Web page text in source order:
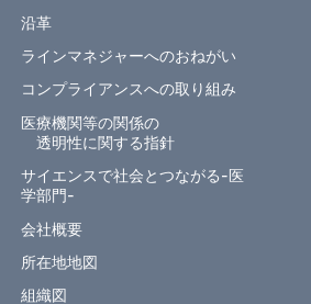
沿革
ラインマネジャーへのおねがい
コンプライアンスへの取り組み
医療機関等の関係の
透明性に関する指針
サイエンスで社会とつながる-医
学部門-
会社概要
所在地地図
組織図